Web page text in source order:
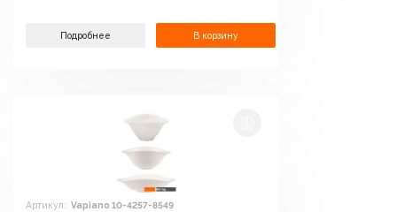
Подробнее В корзину
Артикул: Vapiano 10-4257-8549